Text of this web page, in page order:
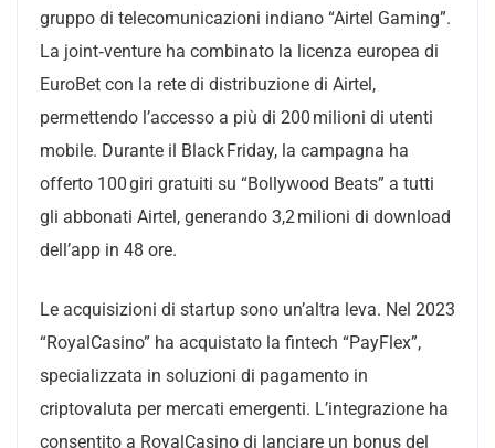
gruppo di telecomunicazioni indiano “Airtel Gaming”.
La joint‑venture ha combinato la licenza europea di
EuroBet con la rete di distribuzione di Airtel,
permettendo l’accesso a più di 200 milioni di utenti
mobile. Durante il Black Friday, la campagna ha
offerto 100 giri gratuiti su “Bollywood Beats” a tutti
gli abbonati Airtel, generando 3,2 milioni di download
dell’app in 48 ore.
Le acquisizioni di startup sono un’altra leva. Nel 2023
“RoyalCasino” ha acquistato la fintech “PayFlex”,
specializzata in soluzioni di pagamento in
criptovaluta per mercati emergenti. L’integrazione ha
consentito a RoyalCasino di lanciare un bonus del